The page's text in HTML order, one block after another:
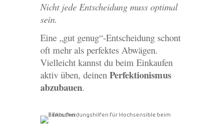
Nicht jede Entscheidung muss optimal
sein.
Eine „gut genug“-Entscheidung schont
oft mehr als perfektes Abwägen.
Vielleicht kannst du beim Einkaufen
aktiv üben, deinen Perfektionismus
abzubauen.